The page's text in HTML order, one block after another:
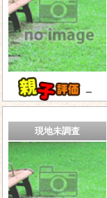
－
現地未調査